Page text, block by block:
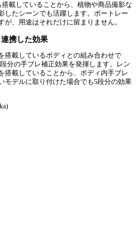
載していることから、植物や商品撮影な
したシーンでも活躍します。ポートレー
が、用途はそれだけに留まりません。
携した効果
搭載しているボディとの組み合わせで
分の手ブレ補正効果を発揮します。レン
搭載していることから、ボディ内手ブレ
モデルに取り付けた場合でも5段分の効果